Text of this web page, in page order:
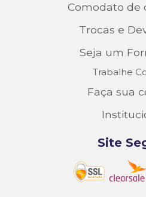
Comodato de
Trocas e
Seja um
Trabalhe
Faça sua
Site